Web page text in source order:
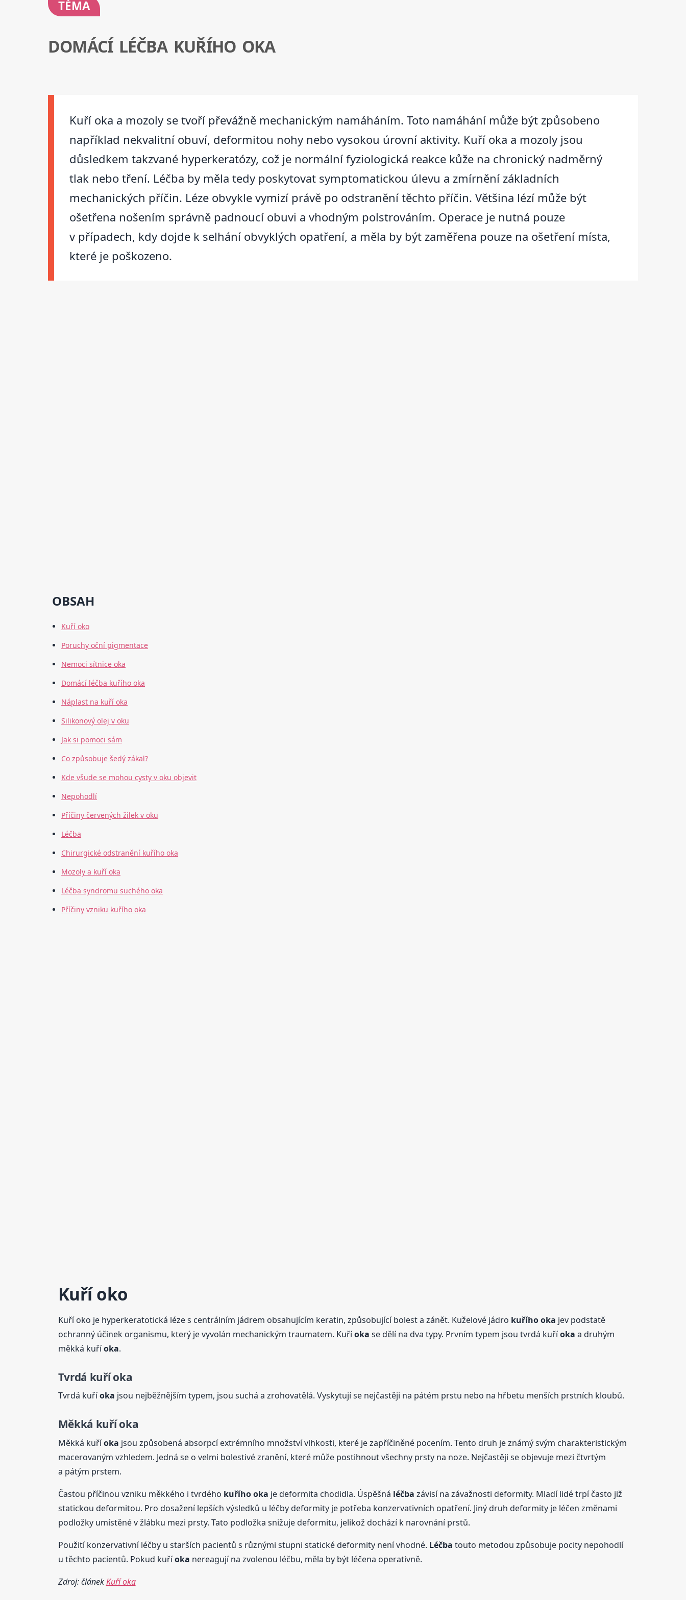
TÉMA
DOMÁCÍ LÉČBA KUŘÍHO OKA
Kuří oka a mozoly se tvoří převážně mechanickým namáháním. Toto namáhání může být způsobeno
například nekvalitní obuví, deformitou nohy nebo vysokou úrovní aktivity. Kuří oka a mozoly jsou
důsledkem takzvané hyperkeratózy, což je normální fyziologická reakce kůže na chronický nadměrný
tlak nebo tření. Léčba by měla tedy poskytovat symptomatickou úlevu a zmírnění základních
mechanických příčin. Léze obvykle vymizí právě po odstranění těchto příčin. Většina lézí může být
ošetřena nošením správně padnoucí obuvi a vhodným polstrováním. Operace je nutná pouze
v případech, kdy dojde k selhání obvyklých opatření, a měla by být zaměřena pouze na ošetření místa,
které je poškozeno.
OBSAH
Kuří oko
Poruchy oční pigmentace
Nemoci sítnice oka
Domácí léčba kuřího oka
Náplast na kuří oka
Silikonový olej v oku
Jak si pomoci sám
Co způsobuje šedý zákal?
Kde všude se mohou cysty v oku objevit
Nepohodlí
Příčiny červených žilek v oku
Léčba
Chirurgické odstranění kuřího oka
Mozoly a kuří oka
Léčba syndromu suchého oka
Příčiny vzniku kuřího oka
Kuří oko
Kuří oko je hyperkeratotická léze s centrálním jádrem obsahujícím keratin, způsobující bolest a zánět. Kuželové jádro kuříhooka jev podstatě
ochranný účinek organismu, který je vyvolán mechanickým traumatem. Kuříoka se dělí na dva typy. Prvním typem jsou tvrdá kuříoka a druhým
měkká kuříoka.
Tvrdá kuříoka
Tvrdá kuříoka jsou nejběžnějším typem, jsou suchá a zrohovatělá. Vyskytují se nejčastěji na pátém prstu nebo na hřbetu menších prstních kloubů.
Měkká kuříoka
Měkká kuříoka jsou způsobená absorpcí extrémního množství vlhkosti, které je zapříčiněné pocením. Tento druh je známý svým charakteristickým
macerovaným vzhledem. Jedná se o velmi bolestivé zranění, které může postihnout všechny prsty na noze. Nejčastěji se objevuje mezi čtvrtým
a pátým prstem.
Častou příčinou vzniku měkkého i tvrdého kuříhooka je deformita chodidla. Úspěšná léčba závisí na závažnosti deformity. Mladí lidé trpí často již
statickou deformitou. Pro dosažení lepších výsledků u léčby deformity je potřeba konzervativních opatření. Jiný druh deformity je léčen změnami
podložky umístěné v žlábku mezi prsty. Tato podložka snižuje deformitu, jelikož dochází k narovnání prstů.
Použití konzervativní léčby u starších pacientů s různými stupni statické deformity není vhodné. Léčba touto metodou způsobuje pocity nepohodlí
u těchto pacientů. Pokud kuříoka nereagují na zvolenou léčbu, měla by být léčena operativně.
Zdroj: článekKuří oka